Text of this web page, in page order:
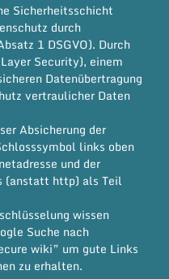
Sicherheitsschicht
durch
1 DSGVO). Durch
Security), einem
Datenübertragung
vertraulicher Daten
Absicherung der
links oben
und der
(anstatt http) als Teil
wissen
Suche nach
wiki” um gute Links
zu erhalten.